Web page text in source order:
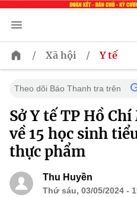
/ Xã hội / Y tế
Theo dõi Báo Thanh tra trên
Sở Y tế TP Hồ
về 15 học sinh
thực phẩm
Thu Huyền
Thứ sáu, 03/05/2024 -